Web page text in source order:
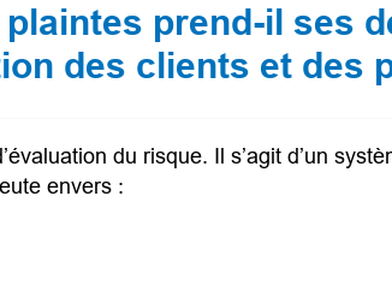
prend-il ses
des clients et des
du risque. Il s’agit d’un
envers :